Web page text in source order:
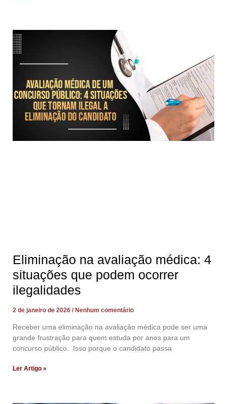
Eliminação na avaliação médica: 4
situações que podem ocorrer
ilegalidades
2 de janeiro de 2026 Nenhum comentário
Receber uma eliminação na avaliação médica pode ser uma
grande frustração para quem estuda por anos para um
concurso público. Isso porque o candidato passa
Ler Artigo »